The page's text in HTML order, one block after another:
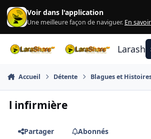
Aller au contenu
Voir dans l'application
Une meilleure façon de naviguer. En
Accueil Détente Blagues et
l infirmière
Partager
Abonnés